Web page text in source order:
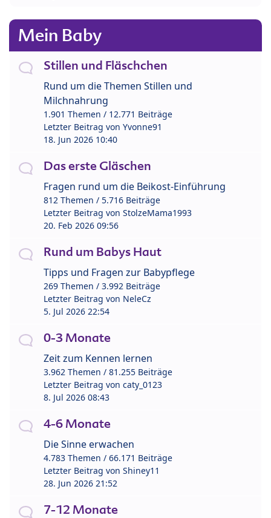
Mein Baby
Stillen und Fläschchen
Rund um die Themen Stillen und
Milchnahrung
1.901 Themen / 12.771 Beiträge
Letzter Beitrag von Yvonne91
18. Jun 2026 10:40
Das erste Gläschen
Fragen rund um die Beikost-Einführung
812 Themen / 5.716 Beiträge
Letzter Beitrag von StolzeMama1993
20. Feb 2026 09:56
Rund um Babys Haut
Tipps und Fragen zur Babypflege
269 Themen / 3.992 Beiträge
Letzter Beitrag von NeleCz
5. Jul 2026 22:54
0-3 Monate
Zeit zum Kennen lernen
3.962 Themen / 81.255 Beiträge
Letzter Beitrag von caty_0123
8. Jul 2026 08:43
4-6 Monate
Die Sinne erwachen
4.783 Themen / 66.171 Beiträge
Letzter Beitrag von Shiney11
28. Jun 2026 21:52
7-12 Monate